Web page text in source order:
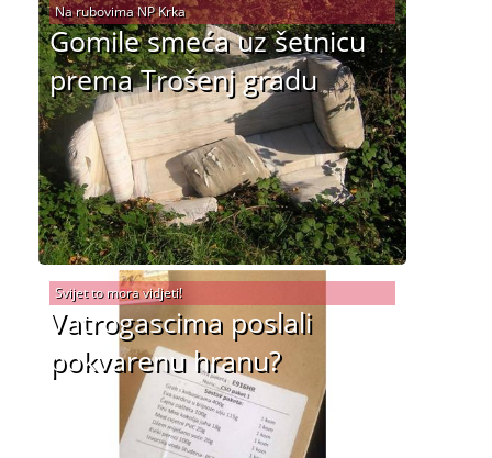
Gomile smeća uz šetnicu
prema Trošenj gradu
Na rubovima NP Krka
Vatrogascima poslali
pokvarenu hranu?
Svijet to mora vidjeti!